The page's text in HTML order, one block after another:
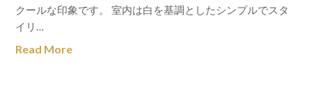
クールな印象です。 室内は白を基調としたシンプルでスタ
イリ…
Read More